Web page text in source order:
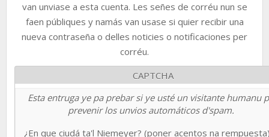
van unviase a esta cuenta. Les señes de corréu nun se
faen públiques y namás van usase si quier recibir una
nueva contraseña o delles noticies o notificaciones per
corréu.
CAPTCHA
Esta entruga ye pa prebar si ye usté un visitante humanu
prevenir los unvios automáticos d'spam.
¿En que ciudá ta'l Niemeyer? (poner acentos na